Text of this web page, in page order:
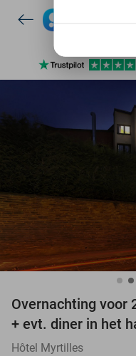
7
7
Overnachting voor
+ evt. diner in het
Hôtel Myrtilles